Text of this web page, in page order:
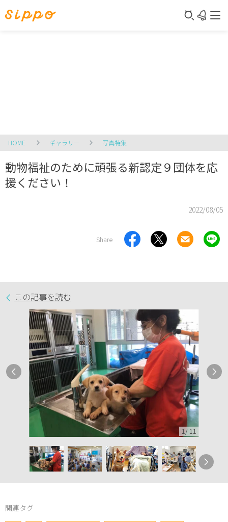
HOME ギャラリー 写真特集
動物福祉のために頑張る新認定９団体を応
援ください！
2022/08/05
Share
この記事を読む
1 / 11
関連タグ